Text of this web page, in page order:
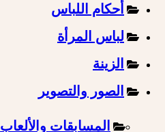
أحكام اللباس
لباس المرأة
الزينة
الصور والتصوير
المسابقات والألعاب